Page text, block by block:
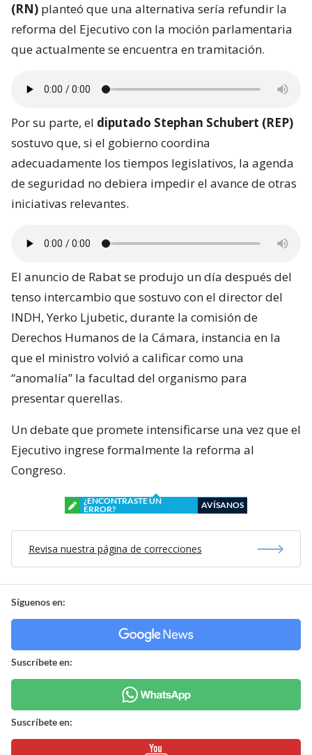
(RN) planteó que una alternativa sería refundir la
reforma del Ejecutivo con la moción parlamentaria
que actualmente se encuentra en tramitación.
Por su parte, el diputado Stephan Schubert (REP)
sostuvo que, si el gobierno coordina
adecuadamente los tiempos legislativos, la agenda
de seguridad no debiera impedir el avance de otras
iniciativas relevantes.
El anuncio de Rabat se produjo un día después del
tenso intercambio que sostuvo con el director del
INDH, Yerko Ljubetic, durante la comisión de
Derechos Humanos de la Cámara, instancia en la
que el ministro volvió a calificar como una
“anomalía” la facultad del organismo para
presentar querellas.
Un debate que promete intensificarse una vez que el
Ejecutivo ingrese formalmente la reforma al
Congreso.
¿ENCONTRASTE UN
ERROR?
AVÍSANOS
Revisa nuestra página de correcciones
Síguenos en:
Suscríbete en:
Suscríbete en: